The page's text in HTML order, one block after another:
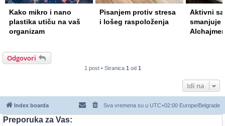
Pisanjem protiv stresa
i lošeg raspoloženja
Aktivni sastojak iz čaja
smanjuje rizik od
predmeta
vršiti
Odgovori
1 post • Stranica 1 od 1
Idi na
Index boarda Sva vremena su u UTC+02:00 Europe/Belgrade
Preporuka za Vas: